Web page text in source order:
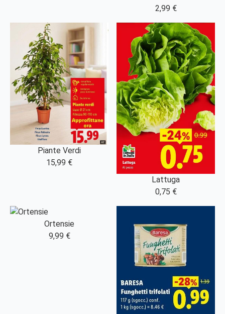
2,99 €
Piante Verdi
15,99 €
Lattuga
0,75 €
Ortensie
9,99 €